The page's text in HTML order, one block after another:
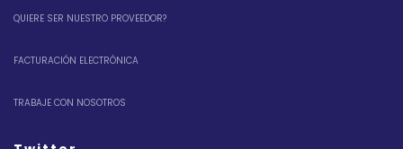
QUIERE SER NUESTRO PROVEEDOR?
FACTURACIÓN ELECTRÓNICA
TRABAJE CON NOSOTROS